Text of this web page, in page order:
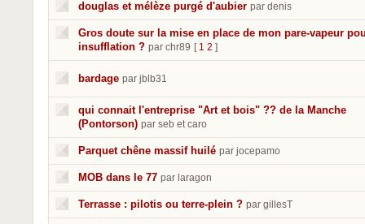
douglas et mélèze purgé d'aubier par denis
Gros doute sur la mise en place de mon pare-vapeur
insufflation ? par chr89 [ 1 2 ]
bardage par jblb31
qui connait l'entreprise "Art et bois" ?? de la Manche
(Pontorson) par seb et caro
Parquet chêne massif huilé par jocepamo
MOB dans le 77 par laragon
Terrasse : pilotis ou terre-plein ? par gillesT